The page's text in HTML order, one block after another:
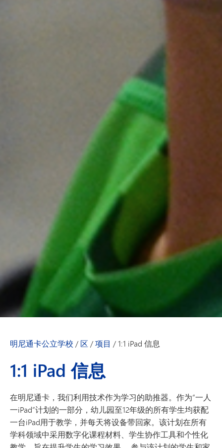
明尼通卡公立学校 / 区 /项目 /1:1 iPad 信息
1:1 iPad 信息
在明尼通卡，我们利用技术作为学习的助推器。作为“一人
一iPad”计划的一部分，幼儿园至12年级的所有学生均获配
一台iPad用于教学，并每天将设备带回家。该计划在所有
学科领域中采用数字化课程材料、学生协作工具和个性化